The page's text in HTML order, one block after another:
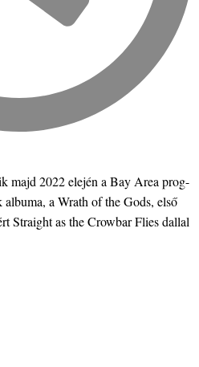
majd 2022 elején a Bay Area prog-
a Wrath of the Gods, első
Straight as the Crowbar Flies dallal